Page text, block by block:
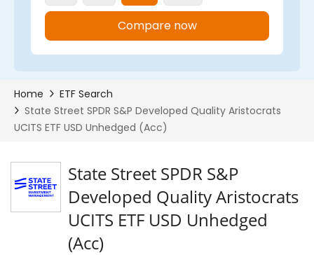
State Street SPDR S&P
Developed Quality Aristocrats
UCITS ETF USD Unhedged
(Acc)